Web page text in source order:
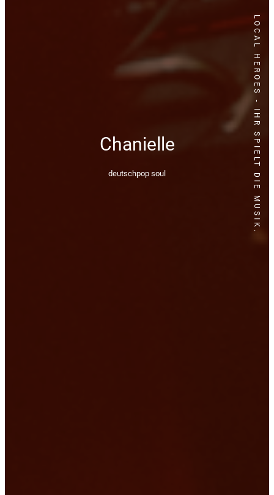
LOCAL HEROES - IHR SPIELT DIE MUSIK.
Chanielle
deutschpop soul